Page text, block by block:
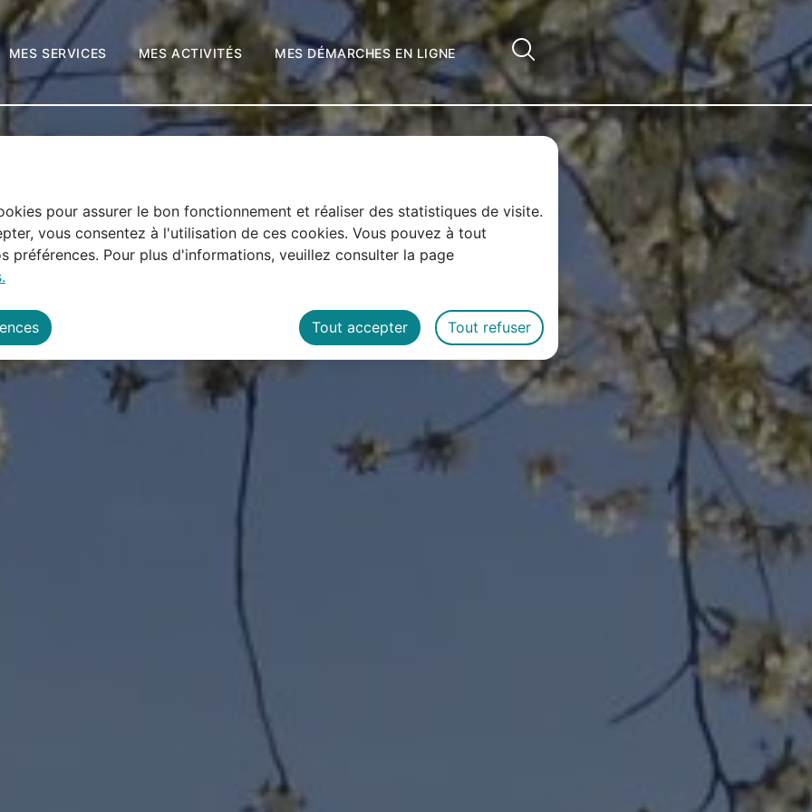
pour assurer le bon fonctionnement et réaliser des statistiques de visite.
vous consentez à l'utilisation de ces cookies. Vous pouvez à tout
préférences. Pour plus d'informations, veuillez consulter la page
Tout accepter Tout refuser
principal
MES SERVICES MES ACTIVITÉS MES DÉMARCHES EN LIGNECliquez pour accéder au champ de